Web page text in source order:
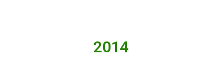
2014